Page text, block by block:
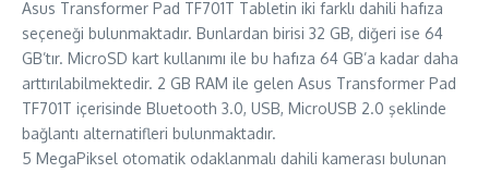
Asus Transformer Pad TF701T Tabletin iki farklı dahili hafıza
seçeneği bulunmaktadır. Bunlardan birisi 32 GB, diğeri ise 64
GB’tır. MicroSD kart kullanımı ile bu hafıza 64 GB’a kadar daha
arttırılabilmektedir. 2 GB RAM ile gelen Asus Transformer Pad
TF701T içerisinde Bluetooth 3.0, USB, MicroUSB 2.0 şeklinde
bağlantı alternatifleri bulunmaktadır.
5 MegaPiksel otomatik odaklanmalı dahili kamerası bulunan